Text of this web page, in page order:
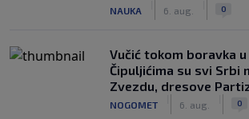
NAUKA 6. aug. 0
Vučić tokom boravka u
Čipuljićima su svi Srbi
Zvezdu, dresove
NOGOMET 6. aug. 0